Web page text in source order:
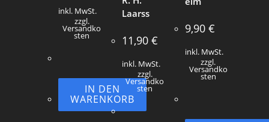
inkl. MwSt.
zzgl.
Versandko
sten
IN DEN
WARENKORB
Laarss
11,90 €
inkl. MwSt.
zzgl.
Versandko
sten
9,90 €
inkl. MwSt.
zzgl.
Versandko
sten